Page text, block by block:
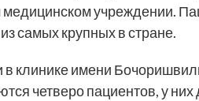
медицинском учреждении.
самых крупных в стране.
в клинике имени
четверо пациентов, у